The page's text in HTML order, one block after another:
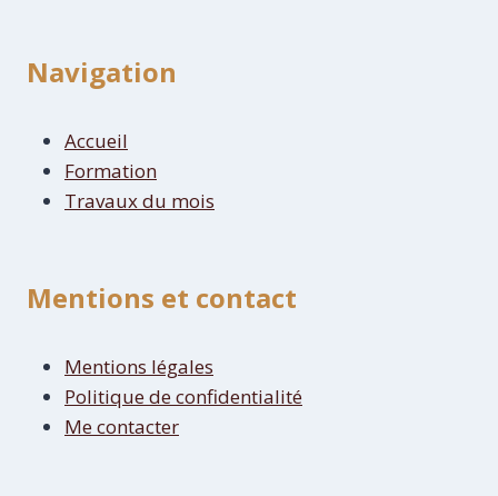
Navigation
Accueil
Formation
Travaux du mois
Mentions et contact
Mentions légales
Politique de confidentialité
Me contacter